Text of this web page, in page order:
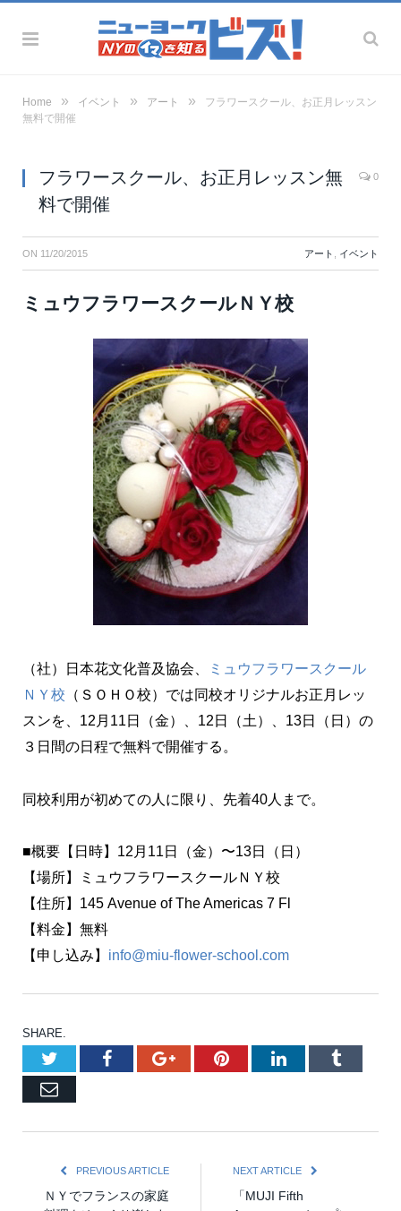
Home » イベント » アート »
フラワースクール、お正月レッスン
無料で開催
フラワースクール、お正月レッスン無
料で開催
0
ON 11/20/2015 アート イベント
ミュウフラワースクールＮＹ校
（社）日本花文化普及協会、
ミュウフラワースクール
ＮＹ校 （ＳＯＨＯ校）では同校オリジナルお正月レッ
スンを、12月11日（金）、12日（土）、13日（日）の
３日間の日程で無料で開催する。
同校利用が初めての人に限り、先着40人まで。
■概要【日時】12月11日（金）〜13日（日）
【場所】ミュウフラワースクールＮＹ校
【住所】145 Avenue of The Americas 7 Fl
【料金】無料
【申し込み】 info@miu-flower-school.com
SHARE.
TwitterFacebookGoogle+PinterestLinkedInTumblr
Email
PREVIOUS ARTICLE
ＮＹでフランスの家庭
NEXT ARTICLE
「MUJI Fifth